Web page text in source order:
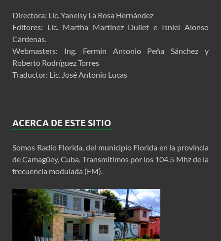
Directora: Lic. Yaneisy La Rosa Hernández
Editores: Lic. Martha Martínez Duliet e Isniel Alonso
Cárdenas.
Webmasters: Ing. Fermín Antonio Peña Sánchez y
Roberto Rodríguez Torres
Traductor: Lic. José Antonio Lucas
ACERCA DE ESTE SITIO
Somos Radio Florida, del municipio Florida en la provincia
de Camagüey, Cuba. Transmitimos por los 104.5 Mhz de la
frecuencia modulada (FM).